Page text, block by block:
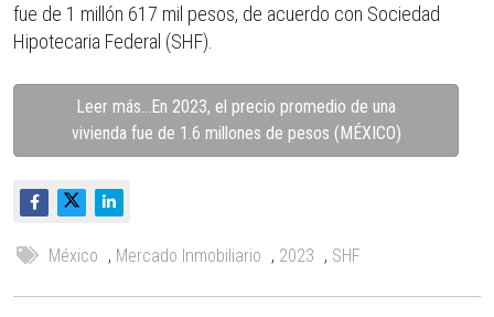
fue de 1 millón 617 mil pesos, de acuerdo con Sociedad
Hipotecaria Federal (SHF).
Leer más…En 2023, el precio promedio de una
vivienda fue de 1.6 millones de pesos (MÉXICO)
México , Mercado Inmobiliario , 2023 , SHF